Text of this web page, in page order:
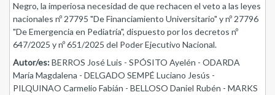
Negro, la imperiosa necesidad de que rechacen el veto a las leyes
nacionales nº 27795 "De Financiamiento Universitario" y nº 27796
"De Emergencia en Pediatría", dispuesto por los decretos nº
647/2025 y nº 651/2025 del Poder Ejecutivo Nacional.
Autor/es:BERROS José Luis - SPÓSITO Ayelén - ODARDA
María Magdalena - DELGADO SEMPÉ Luciano Jesús -
PILQUINAO Carmelio Fabián - BELLOSO Daniel Rubén - MARKS